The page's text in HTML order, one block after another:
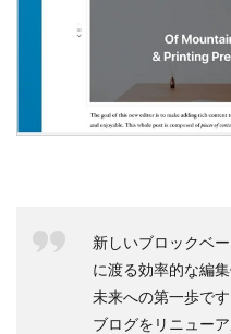
新しいブロックベ
に渡る効率的な編
未来への第一歩で
ブログをリニュー